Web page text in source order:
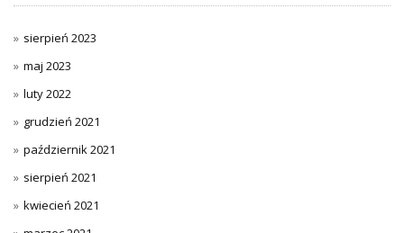
sierpień 2023
maj 2023
luty 2022
grudzień 2021
październik 2021
sierpień 2021
kwiecień 2021